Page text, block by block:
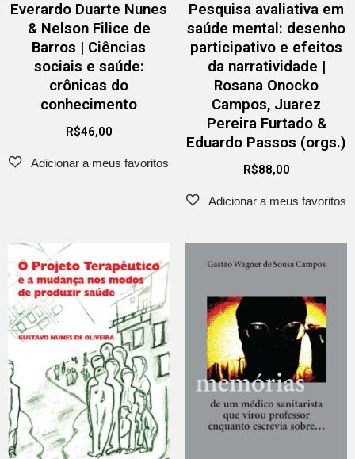
Everardo Duarte Nunes
& Nelson Filice de
Barros | Ciências
sociais e saúde:
crônicas do
conhecimento
R$46,00
Pesquisa avaliativa em
saúde mental: desenho
participativo e efeitos
da narratividade |
Rosana Onocko
Campos, Juarez
Pereira Furtado &
Eduardo Passos (orgs.)
R$88,00